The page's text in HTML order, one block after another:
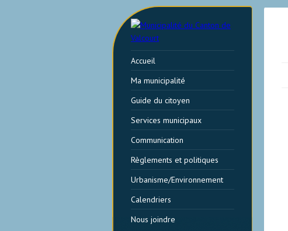
Accueil
Ma municipalité
Guide du citoyen
Services municipaux
Communication
Règlements et politiques
Urbanisme/Environnement
Calendriers
Nous joindre